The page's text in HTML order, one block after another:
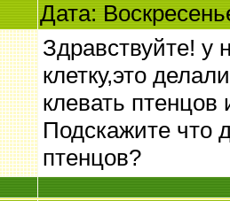
Дата:
Здравствуйте! у
клетку,это
клевать
Подскажите что
птенцов?